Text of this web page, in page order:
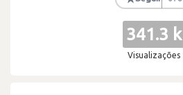
341.3 k
Visualizações